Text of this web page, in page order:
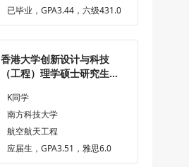
已毕业，GPA3.44，六级431.0
香港大学创新设计与科技
（工程）理学硕士研究生
K同学
南方科技大学
航空航天工程
应届生，GPA3.51，雅思6.0